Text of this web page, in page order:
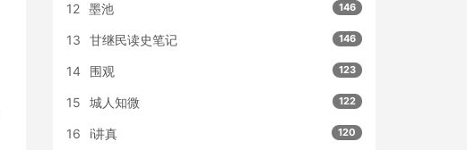
12 墨池 146
13 甘继民读史笔记 146
14 围观 123
15 城人知微 122
16 i讲真 120